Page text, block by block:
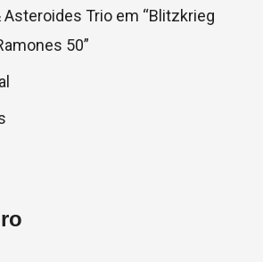
Asteroides Trio em “Blitzkrieg
50”